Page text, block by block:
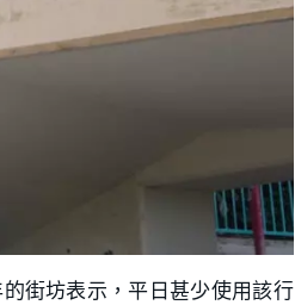
街坊表示，平日甚少使用該行